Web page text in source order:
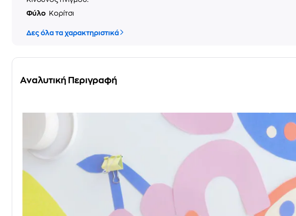
Φύλο Κορίτσι
Δες όλα τα χαρακτηριστικά
Αναλυτική Περιγραφή